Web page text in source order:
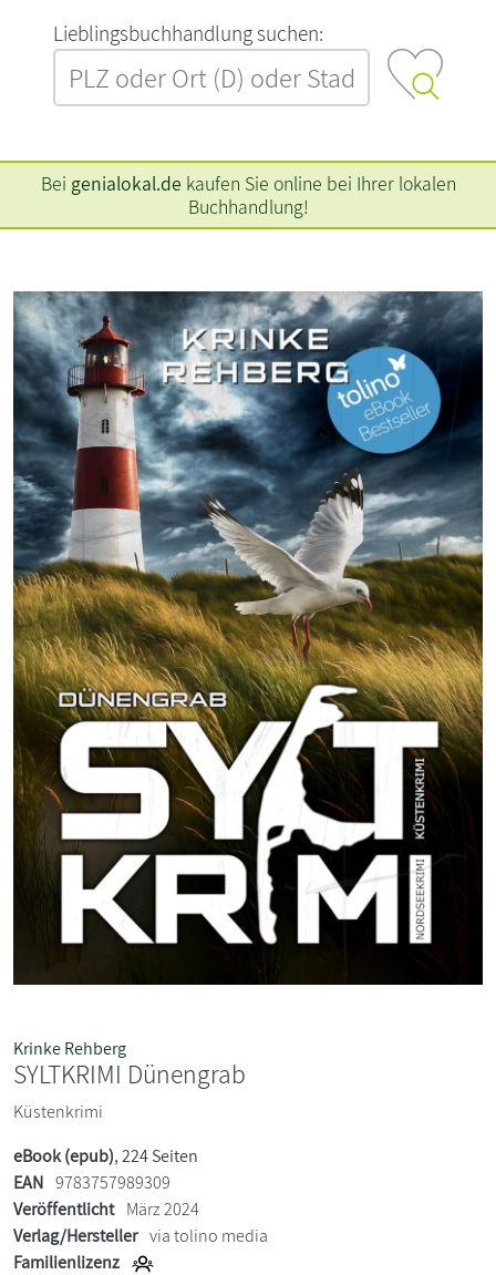
L‍i‍e‍b‍l‍i‍n‍g‍s‍b‍u‍c‍h‍h‍a‍n‍d‍l‍u‍n‍g‍ ‍s‍u‍c‍h‍e‍n‍:‍
Bei genialokal.de kaufen Sie online bei Ihrer lokalen
Buchhandlung!
Krinke Rehberg
SYLTKRIMI Dünengrab
Küstenkrimi
eBook (epub), 224 Seiten
EAN 9783757989309
Veröffentlicht März 2024
Verlag/Hersteller via tolino media
Familienlizenz